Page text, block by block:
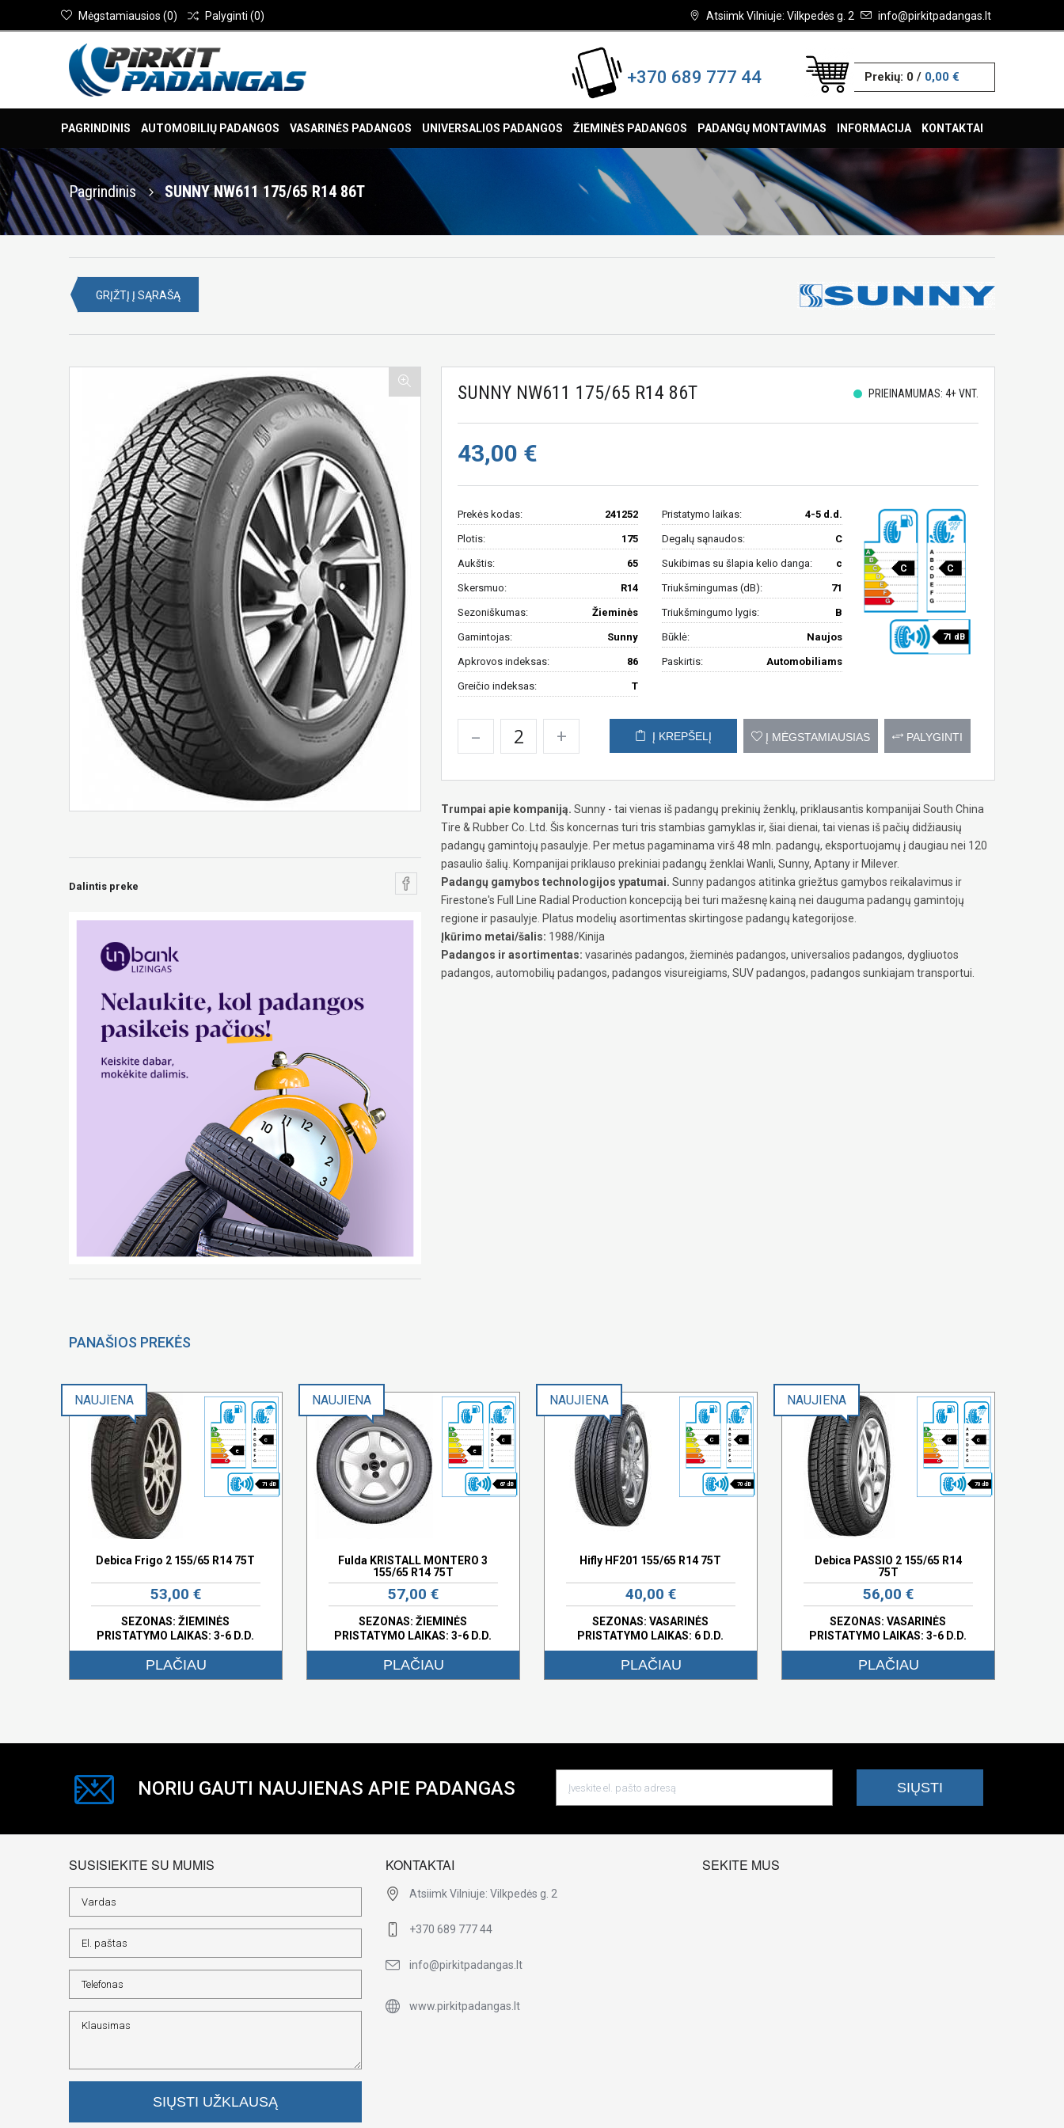
Atsiimk Vilniuje: Vilkpedės g. 2 info@pirkitpadangas.lt
Mėgstamiausios (0) Palyginti (0)
+370 689 777 44 Prekių: 0/ 0,00 €
PAGRINDINIS AUTOMOBILIŲ PADANGOS VASARINĖS PADANGOS UNIVERSALIOS PADANGOS ŽIEMINĖS PADANGOS PADANGŲ MONTAVIMAS INFORMACIJA KONTAKTAI
Pagrindinis SUNNY NW611 175/65 R14 86T
GRĮŽTĮ Į SĄRAŠĄ
Dalintis preke
SUNNY NW611 175/65 R14 86T PRIEINAMUMAS: 4+ VNT.
43,00 €
Prekės kodas: 241252 Pristatymo laikas: 4-5 d.d.
Plotis: 175
Aukštis: 65
Skersmuo: R14
Sezoniškumas: Žieminės
Gamintojas: Sunny
Apkrovos indeksas: 86
Greičio indeksas: T
Degalų sąnaudos: C
Sukibimas su šlapia kelio danga: c
Triukšmingumas (dB): 71
Triukšmingumo lygis: B
Būklė: Naujos
Paskirtis: Automobiliams
C C
71 dB
– + Į KREPŠELĮ Į MĖGSTAMIAUSIAS PALYGINTI
Trumpai apie kompaniją. Sunny - tai vienas iš padangų prekinių ženklų, priklausantis kompanijai South China
Tire & Rubber Co. Ltd. Šis koncernas turi tris stambias gamyklas ir, šiai dienai, tai vienas iš pačių didžiausių
padangų gamintojų pasaulyje. Per metus pagaminama virš 48 mln. padangų, eksportuojamų į daugiau nei 120
pasaulio šalių. Kompanijai priklauso prekiniai padangų ženklai Wanli, Sunny, Aptany ir Milever.
Padangų gamybos technologijos ypatumai. Sunny padangos atitinka griežtus gamybos reikalavimus ir
Firestone's Full Line Radial Production koncepciją bei turi mažesnę kainą nei dauguma padangų gamintojų
regione ir pasaulyje. Platus modelių asortimentas skirtingose padangų kategorijose.
Įkūrimo metai/šalis: 1988/Kinija
Padangos ir asortimentas: vasarinės padangos, žieminės padangos, universalios padangos, dygliuotos
padangos, automobilių padangos, padangos visureigiams, SUV padangos, padangos sunkiajam transportui.
PANAŠIOS PREKĖS
e
c
71 dB
NAUJIENA
Debica Frigo 2 155/65 R14 75T
53,00 €
SEZONAS: ŽIEMINĖS
PRISTATYMO LAIKAS: 3-6 D.D.
PLAČIAU
e
c
67 dB
NAUJIENA
Fulda KRISTALL MONTERO 3
155/65 R14 75T
57,00 €
SEZONAS: ŽIEMINĖS
PRISTATYMO LAIKAS: 3-6 D.D.
PLAČIAU
C c
70 dB
NAUJIENA
Hifly HF201 155/65 R14 75T
40,00 €
SEZONAS: VASARINĖS
PRISTATYMO LAIKAS: 6 D.D.
PLAČIAU
C c
70 dB
NAUJIENA
Debica PASSIO 2 155/65 R14
75T
56,00 €
SEZONAS: VASARINĖS
PRISTATYMO LAIKAS: 3-6 D.D.
PLAČIAU
NORIU GAUTI NAUJIENAS APIE PADANGAS
SUSISIEKITE SU MUMIS
SIŲSTI UŽKLAUSĄ
KONTAKTAI
Atsiimk Vilniuje: Vilkpedės g. 2
+370 689 777 44
info@pirkitpadangas.lt
www.pirkitpadangas.lt
SEKITE MUS